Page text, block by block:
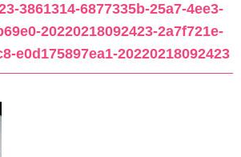
3861314-6877335b-25a7-4ee3-
20220218092423-2a7f721e-
e0d175897ea1-20220218092423